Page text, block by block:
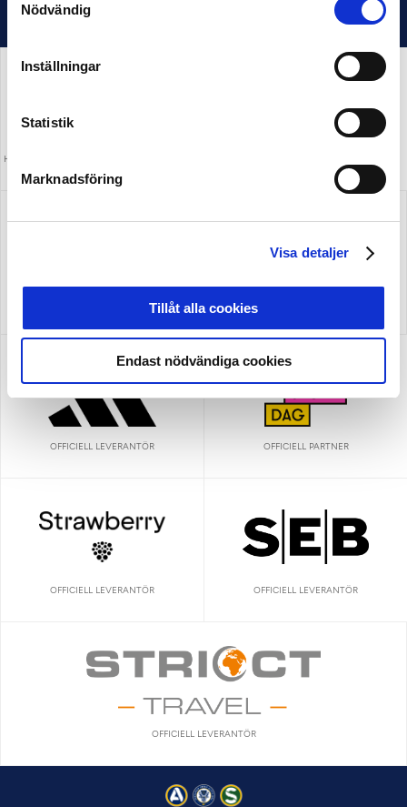
Nödvändig
Inställningar
Statistik
Marknadsföring
Visa detaljer
Tillåt alla cookies
Endast nödvändiga cookies
HUVUDPARTNER OCH PRESENTING PARTNER
OFFICIELL LEVERANTÖR
OFFICIELL LEVERANTÖR OFFICIELL PARTNER
OFFICIELL LEVERANTÖR OFFICIELL LEVERANTÖR
OFFICIELL LEVERANTÖR